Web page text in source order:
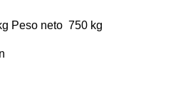
Peso neto 750 kg